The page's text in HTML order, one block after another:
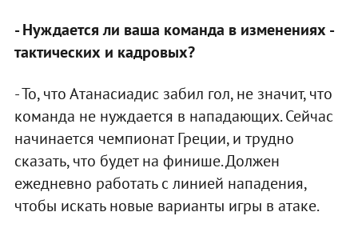
- Нуждается ли ваша команда в изменениях -
тактических и кадровых?
- То, что Атанасиадис забил гол, не значит, что
команда не нуждается в нападающих. Сейчас
начинается чемпионат Греции, и трудно
сказать, что будет на финише. Должен
ежедневно работать с линией нападения,
чтобы искать новые варианты игры в атаке.